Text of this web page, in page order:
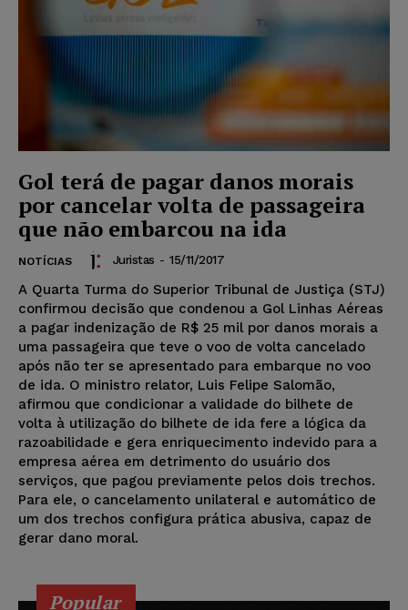
Gol terá de pagar danos morais
por cancelar volta de passageira
que não embarcou na ida
NOTÍCIAS Juristas - 15/11/2017
A Quarta Turma do Superior Tribunal de Justiça (STJ)
confirmou decisão que condenou a Gol Linhas Aéreas
a pagar indenização de R$ 25 mil por danos morais a
uma passageira que teve o voo de volta cancelado
após não ter se apresentado para embarque no voo
de ida. O ministro relator, Luis Felipe Salomão,
afirmou que condicionar a validade do bilhete de
volta à utilização do bilhete de ida fere a lógica da
razoabilidade e gera enriquecimento indevido para a
empresa aérea em detrimento do usuário dos
serviços, que pagou previamente pelos dois trechos.
Para ele, o cancelamento unilateral e automático de
um dos trechos configura prática abusiva, capaz de
gerar dano moral.
Popular